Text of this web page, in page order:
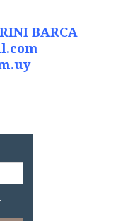
BARCA